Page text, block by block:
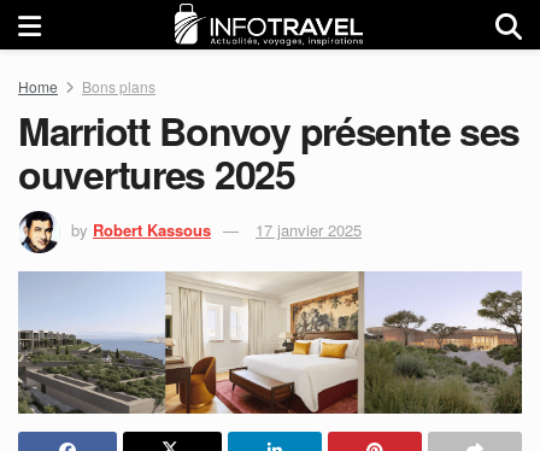
Home Bons plans
Marriott Bonvoy présente ses
ouvertures 2025
by Robert Kassous 17 janvier 2025